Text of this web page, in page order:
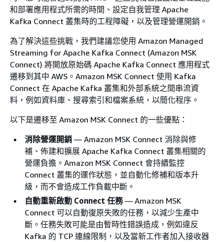
和部署應用程式所需的時間、設定自我管理 Apache
Kafka Connect 叢集時的工程障礙，以及管理營運開銷。
為了解決這些挑戰，我們建議您使用 Amazon Managed
Streaming for Apache Kafka Connect (Amazon MSK
Connect) 將開放原始碼 Apache Kafka Connect 應用程式
遷移到其中 AWS。Amazon MSK Connect 使用 Kafka
Connect 在 Apache Kafka 叢集和外部系統之間串流資
料，例如資料庫、搜尋索引和檔案系統，以簡化程序。
以下是遷移至 Amazon MSK Connect 的一些優點：
消除營運開銷 — Amazon MSK Connect 消除與修
補、佈建和擴展 Apache Kafka Connect 叢集相關的
營運負擔。Amazon MSK Connect 會持續監控
Connect 叢集的運作狀態，並自動化修補和版本升
級，而不會造成工作負載中斷。
自動重新啟動 Connect 任務— Amazon MSK
Connect 可以自動復原失敗的任務，以減少生產中
斷。任務失敗可能是由暫時性錯誤造成，例如違反
Kafka 的 TCP 連線限制，以及當新工作者加入接收器